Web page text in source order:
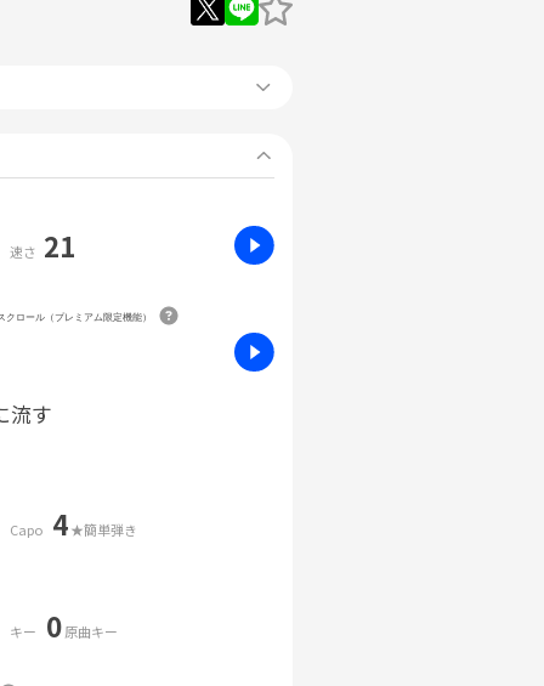
速さ 21
クロール（プレミアム限定機能）
流す
Capo 4★簡単弾き
キー 0原曲キー